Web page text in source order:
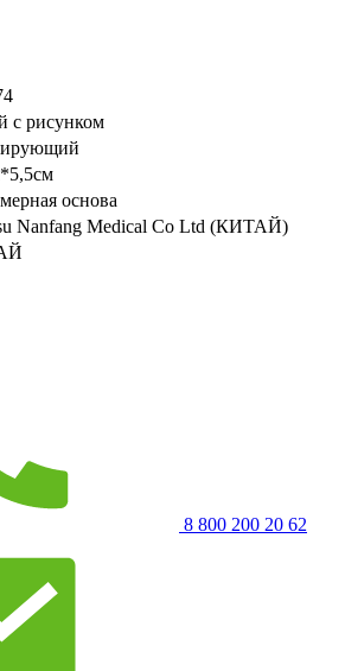
с рисунком
основа
Nanfang Medical Co Ltd (КИТАЙ)
8 800 200 20 62